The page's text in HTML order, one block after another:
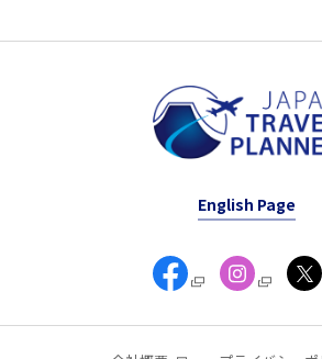
English Page